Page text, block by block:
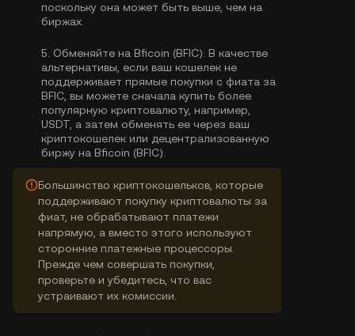
поскольку она может быть выше, чем на
биржах.
5. Обменяйте на Bficoin (BFIC): В качестве
альтернативы, если ваш кошелек не
поддерживает прямые покупки с фиата за
BFIC, вы можете сначала купить более
популярную криптовалюту, например,
USDT, а затем обменять ее через ваш
криптокошелек или децентрализованную
биржу на Bficoin (BFIC).
Большинство криптокошельков, которые
поддерживают покупку криптовалюты за
фиат, не обрабатывают платежи
напрямую, а вместо этого используют
сторонние платежные процессоры.
Прежде чем совершать покупки,
проверьте и убедитесь, что вас
устраивают их комиссии.